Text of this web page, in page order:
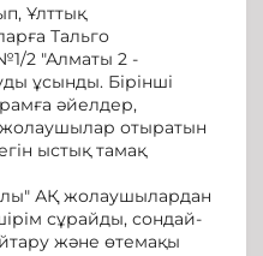
Ұлттық
Тальго
2 "Алматы 2 -
ұсынды. Бірінші
әйелдер,
жолаушылар отыратын
ыстық тамақ
АҚ жолаушылардан
сұрайды, сондай-
және өтемақы